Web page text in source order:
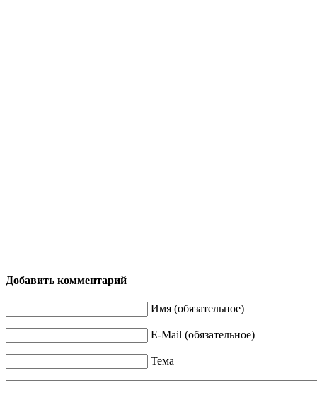
Добавить комментарий
Имя (обязательное)
E-Mail (обязательное)
Тема